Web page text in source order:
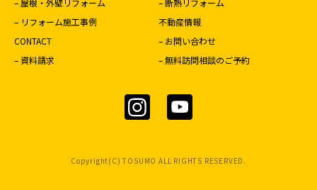
– リフォーム施工事例
不動産情報
CONTACT
– お問い合わせ
– 資料請求
– 無料訪問相談のご予約
Copyright(C) TOSUMO ALL RIGHTS RESERVED.